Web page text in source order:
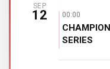
SEP
12 00:00
SERIES